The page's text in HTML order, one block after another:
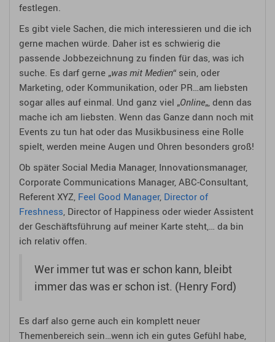
festlegen.
Es gibt viele Sachen, die mich interessieren und die ich
gerne machen würde. Daher ist es schwierig die
passende Jobbezeichnung zu finden für das, was ich
suche. Es darf gerne „was mit Medien“ sein, oder
Marketing, oder Kommunikation, oder PR…am liebsten
sogar alles auf einmal. Und ganz viel „Online„, denn das
mache ich am liebsten. Wenn das Ganze dann noch mit
Events zu tun hat oder das Musikbusiness eine Rolle
spielt, werden meine Augen und Ohren besonders groß!
Ob später Social Media Manager, Innovationsmanager,
Corporate Communications Manager, ABC-Consultant,
Referent XYZ, Feel Good Manager, Director of
Freshness , Director of Happiness oder wieder Assistent
der Geschäftsführung auf meiner Karte steht,… da bin
ich relativ offen.
Wer immer tut was er schon kann, bleibt
immer das was er schon ist. (Henry Ford)
Es darf also gerne auch ein komplett neuer
Themenbereich sein…wenn ich ein gutes Gefühl habe,